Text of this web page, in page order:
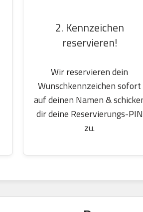
2. Kennzeichen
reservieren!
Wir reservieren dein
Wunschkennzeichen sofort
auf deinen Namen &
dir deine Reservierungs-PIN
zu.